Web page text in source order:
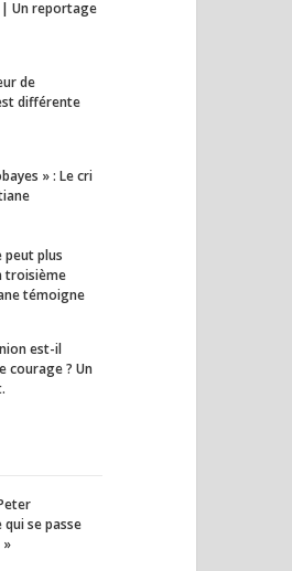
vues
Un reportage
de
différente
» : Le cri
peut plus
troisième
témoigne
est-il
courage ? Un
qui se passe
»